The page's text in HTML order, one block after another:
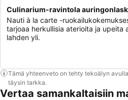
Culinarium-ravintola
Nauti à la carte -
tarjoaa herkullisia aterioita ja upeita
lahden yli.
Tämä yhteenveto on tehty tekoälyn
täysin tarkka.
Vertaa samankaltaisiin